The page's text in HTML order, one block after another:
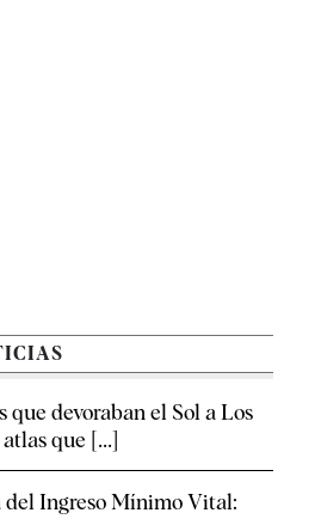
que devoraban el Sol a Los
que [...]
del Ingreso Mínimo Vital: